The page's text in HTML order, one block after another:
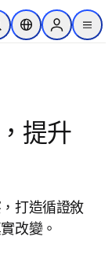
容
開搜尋位置選擇器Sign in to
menu
提升
打造循證敘
改變。